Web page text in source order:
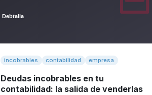
incobrables contabilidad empresa
Deudas incobrables en tu
contabilidad: la salida de venderlas